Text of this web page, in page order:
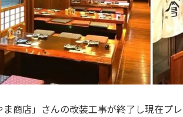
ま商店」さんの改装工事が終了し現在プ